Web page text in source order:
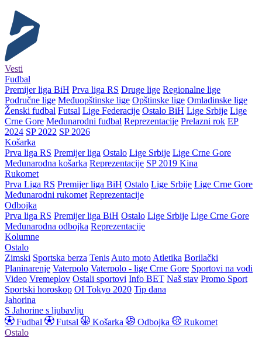
Vesti
Fudbal
Premijer liga BiH Prva liga RS Druge lige Regionalne lige
Područne lige Međuopštinske lige Opštinske lige Omladinske lige
Ženski fudbal Futsal Lige Federacije Ostalo BiH Lige Srbije Lige
Crne Gore Međunarodni fudbal Reprezentacije Prelazni rok EP
2024 SP 2022 SP 2026
Košarka
Prva liga RS Premijer liga Ostalo Lige Srbije Lige Crne Gore
Međunarodna košarka Reprezentacije SP 2019 Kina
Rukomet
Prva Liga RS Premijer liga BiH Ostalo Lige Srbije Lige Crne Gore
Međunarodni rukomet Reprezentacije
Odbojka
Prva liga RS Premijer liga BiH Ostalo Lige Srbije Lige Crne Gore
Međunarodna odbojka Reprezentacije
Kolumne
Ostalo
Zimski Sportska berza Tenis Auto moto Atletika Borilački
Planinarenje Vaterpolo Vaterpolo - lige Crne Gore Sportovi na vodi
Video Vremeplov Ostali sportovi Info BET Naš stav Promo Sport
Sportski horoskop OI Tokyo 2020 Tip dana
Jahorina
S Jahorine s ljubavlju
Fudbal
Futsal Košarka Odbojka
Rukomet
Ostalo